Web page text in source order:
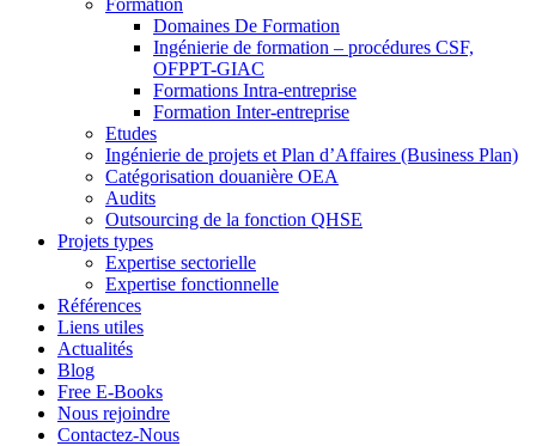
Formation
Domaines De Formation
Ingénierie de formation – procédures CSF,
OFPPT-GIAC
Formations Intra-entreprise
Formation Inter-entreprise
Etudes
Ingénierie de projets et Plan d’Affaires (Business Plan)
Catégorisation douanière OEA
Audits
Outsourcing de la fonction QHSE
Projets types
Expertise sectorielle
Expertise fonctionnelle
Références
Liens utiles
Actualités
Blog
Free E-Books
Nous rejoindre
Contactez-Nous